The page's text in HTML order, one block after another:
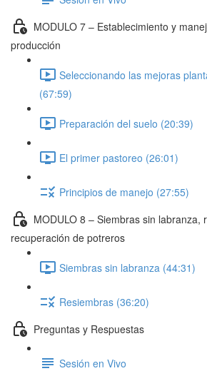
MODULO 7 – Establecimiento y
producción
Seleccionando las mejoras
(67:59)
Preparación del suelo (20:39)
El primer pastoreo (26:01)
Principios de manejo (27:55)
MODULO 8 – Siembras sin labranza,
recuperación de potreros
Siembras sin labranza (44:31)
Resiembras (36:20)
Preguntas y Respuestas
Sesión en Vivo